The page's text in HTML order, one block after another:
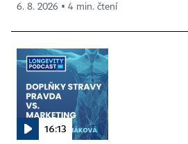
6. 8. 2026 ▪ 4 min. čtení
16:13